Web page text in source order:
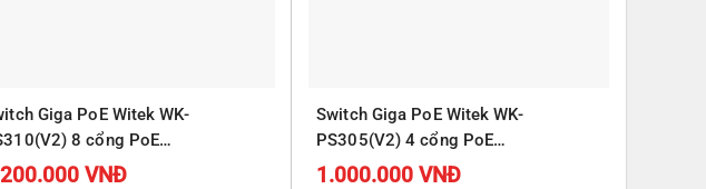
Giga PoE Witek WK-
8 cổng PoE
100/1000Mbps, 2 cổng RJ45
VNĐ
Switch Giga PoE Witek WK-
PS305(V2) 4 cổng PoE
10/100/1000Mbps, 1 cổng RJ45
1.000.000VNĐ